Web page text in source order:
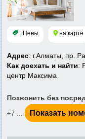
Цены на карте
Адрес: г.Алматы, пр.
Как доехать и найти:
центр Максима
Позвонить без
+7 ...
Показать